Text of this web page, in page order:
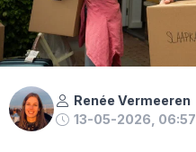
Renée Vermeeren
13-05-2026, 06:57